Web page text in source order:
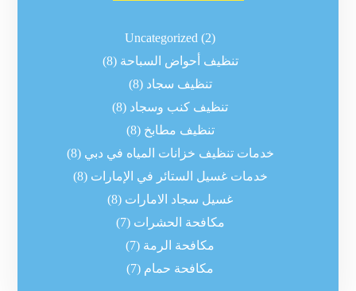
Uncategorized (2)
تنظيف أحواض السباحة (8)
تنظيف سجاد (8)
تنظيف كنب وسجاد (8)
تنظيف مطابخ (8)
خدمات تنظيف خزانات المياه في دبي (8)
خدمات غسيل الستائر في الإمارات (8)
غسيل سجاد الامارات (8)
مكافحة الحشرات (7)
مكافحة الرمة (7)
مكافحة حمام (7)